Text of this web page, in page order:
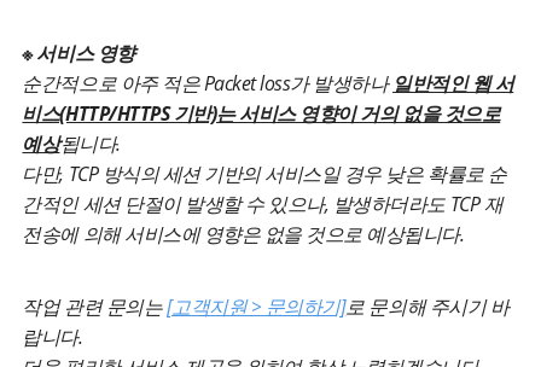
※ 서비스 영향
순간적으로 아주 적은 Packet loss가 발생하나 일반적인 웹 서
비스(HTTP/HTTPS 기반)는 서비스 영향이 거의 없을 것으로
예상됩니다.
다만, TCP 방식의 세션 기반의 서비스일 경우 낮은 확률로 순
간적인 세션 단절이 발생할 수 있으나, 발생하더라도 TCP 재
전송에 의해 서비스에 영향은 없을 것으로 예상됩니다.
작업 관련 문의는[고객지원 > 문의하기]로 문의해 주시기 바
랍니다.